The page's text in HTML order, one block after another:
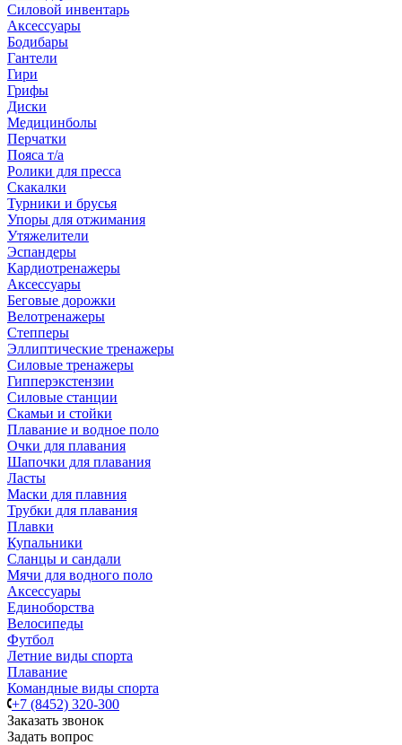
Силовой инвентарь
Аксессуары
Бодибары
Гантели
Гири
Грифы
Диски
Медицинболы
Перчатки
Пояса т/а
Ролики для пресса
Скакалки
Турники и брусья
Упоры для отжимания
Утяжелители
Эспандеры
Кардиотренажеры
Аксессуары
Беговые дорожки
Велотренажеры
Степперы
Эллиптические тренажеры
Силовые тренажеры
Гипперэкстензии
Силовые станции
Скамьи и стойки
Плавание и водное поло
Очки для плавания
Шапочки для плавания
Ласты
Маски для плавния
Трубки для плавания
Плавки
Купальники
Сланцы и сандали
Мячи для водного поло
Аксессуары
Единоборства
Велосипеды
Футбол
Летние виды спорта
Плавание
Командные виды спорта
+7 (8452) 320-300
Заказать звонок
Задать вопрос